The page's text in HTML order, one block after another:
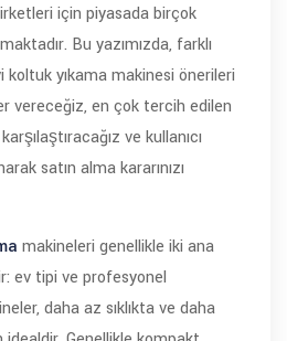
için piyasada birçok
Bu yazımızda, farklı
yıkama makinesi önerileri
vereceğiz, en çok tercih edilen
ve kullanıcı
satın alma kararınızı
makineleri genellikle iki ana
ev tipi ve profesyonel
daha az sıklıkta ve daha